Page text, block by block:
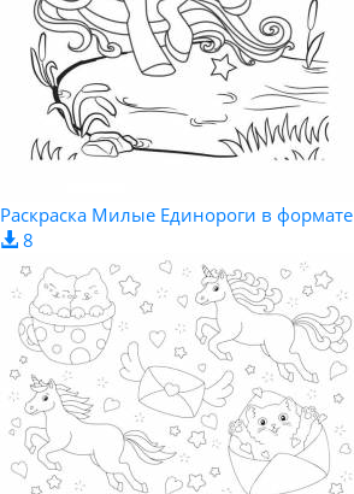
Раскраска Милые Единороги в формате
8